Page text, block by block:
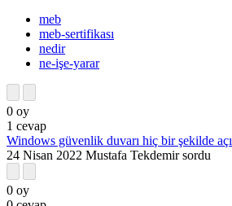
meb
meb-sertifikası
nedir
ne-işe-yarar
0 oy
1 cevap
Windows güvenlik duvarı hiç bir şekilde
24 Nisan 2022 Mustafa Tekdemir sordu
0 oy